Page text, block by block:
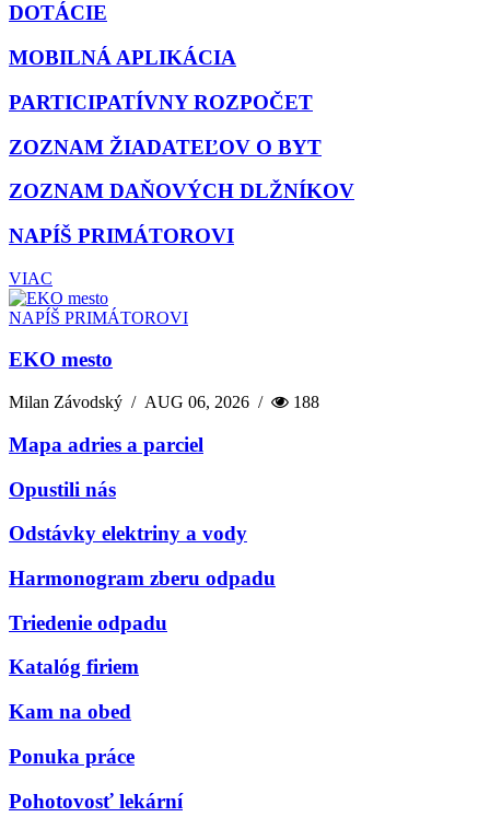
DOTÁCIE
MOBILNÁ APLIKÁCIA
PARTICIPATÍVNY ROZPOČET
ZOZNAM ŽIADATEĽOV O BYT
ZOZNAM DAŇOVÝCH DLŽNÍKOV
NAPÍŠ PRIMÁTOROVI
VIAC
NAPÍŠ PRIMÁTOROVI
EKO mesto
Milan Závodský /AUG 06, 2026 / 188
Mapa adries a parciel
Opustili nás
Odstávky elektriny a vody
Harmonogram zberu odpadu
Triedenie odpadu
Katalóg firiem
Kam na obed
Ponuka práce
Pohotovosť lekární